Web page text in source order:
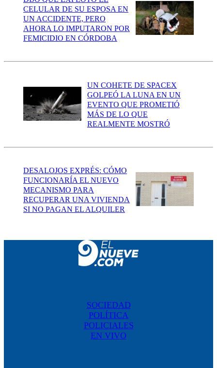
CELULAR DE SU ESPOSA EN
UN ACCIDENTE, PERO
AHORA LO IMPUTARON POR
FEMICIDIO EN CÓRDOBA
UN COHETE DE SPACEX
GOLPEÓ LA LUNA EN UN
EVENTO QUE PROMETIÓ
MÁS DE LO QUE
REALMENTE MOSTRÓ
DESALOJOS EXPRÉS: CÓMO
FUNCIONARÍA EL NUEVO
MECANISMO PARA
RECUPERAR UNA VIVIENDA
SI NO PAGAN EL ALQUILER
SOCIEDAD
POLÍTICA
POLICIALES
EN VIVO